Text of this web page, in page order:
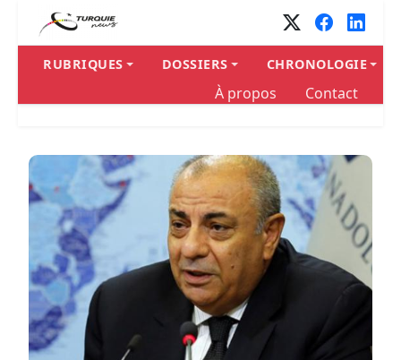
Panneau de gestion des cookies
RUBRIQUES DOSSIERS CHRONOLOGIE
À propos Contact